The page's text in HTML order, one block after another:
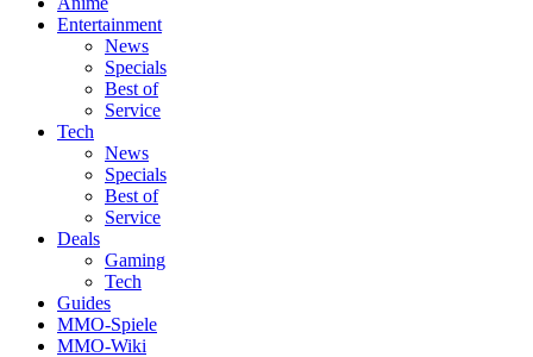
Entertainment
News
Specials
Best of
Service
Tech
News
Specials
Best of
Service
Deals
Gaming
Tech
Guides
MMO-Spiele
MMO-Wiki